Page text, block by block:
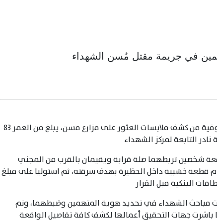
في جريمة مقتل مُسن الشهداء
تمكنت الأجهزة الأمنية بمحافظة المنوفية من كشف ملابسات العثور على مزارع مسن، يبلغ من العمر 83
التابعة لمركز الشهداء
شخصين تربطهما صلة قرابة ويقيمان بالقرب من المجني
قطعة خشبية داخل الحظيرة بهدف سرقته، ثم استوليا على مبلغ
مباحث الشهداء في تحديد هوية المتهمين وضبطهما، وتم
باشرت جهات التحقيق أعمالها لكشف كافة تفاصيل الواقعة